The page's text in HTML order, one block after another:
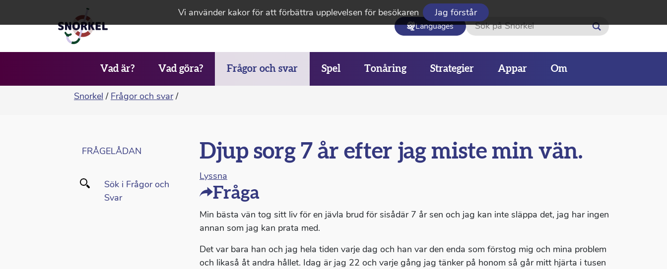
Vi använder kakor för att förbättra upplevelsen för besökaren Jag förstår
Languages Sök
Vad är? Vad göra? Frågor och svar Spel Tonåring Strategier Appar Om
Snorkel / Frågor och svar /
FRÅGELÅDAN
Sök i Frågor och
Svar
Djup sorg 7 år efter jag miste min vän.
Lyssna
Fråga
Min bästa vän tog sitt liv för en jävla brud för sisådär 7 år sen och jag kan inte släppa det, jag har ingen
annan som jag kan prata med.
Det var bara han och jag hela tiden varje dag och han var den enda som förstog mig och mina problem
och likaså åt andra hållet. Idag är jag 22 och varje gång jag tänker på honom så går mitt hjärta i tusen